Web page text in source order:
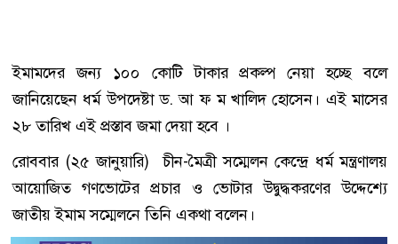
ইমামদের জন্য ১০০ কোটি টাকার প্রকল্প নেয়া হচ্ছে বলে
জানিয়েছেন ধর্ম উপদেষ্টা ড. আ ফ ম খালিদ হোসেন। এই মাসের
২৮ তারিখ এই প্রস্তাব জমা দেয়া হবে ।
রোববার (২৫ জানুয়ারি) চীন-মৈত্রী সম্মেলন কেন্দ্রে ধর্ম মন্ত্রণালয়
আয়োজিত গণভোটের প্রচার ও ভোটার উদ্বুদ্ধকরণের উদ্দেশ্যে
জাতীয় ইমাম সম্মেলনে তিনি একথা বলেন।